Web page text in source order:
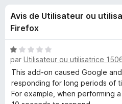
a
u
r
F
i
u
e
s
p
Avis de Utilisateur ou
Firefox
N
o
t
é
1
par Utilisateur ou utilisatrice
This add-on caused Google
responding for long periods of
For example, when performing